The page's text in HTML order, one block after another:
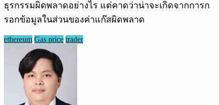
ธุรกรรมผิดพลาดอย่างไร แต่คาดว่าน่าจะเกิดจากการก
รอกข้อมูลในส่วนของค่าแก๊สผิดพลาด
ethereum Gas price trader